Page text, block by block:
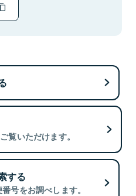
覧いただけます。
する
号をお調べします。